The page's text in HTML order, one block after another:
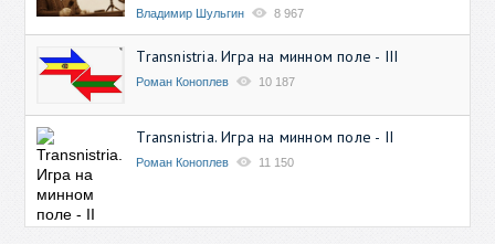
Владимир Шульгин 8 967
Transnistria. Игра на минном поле - III
Роман Коноплев 10 187
Transnistria. Игра на минном поле - II
Роман Коноплев 11 150